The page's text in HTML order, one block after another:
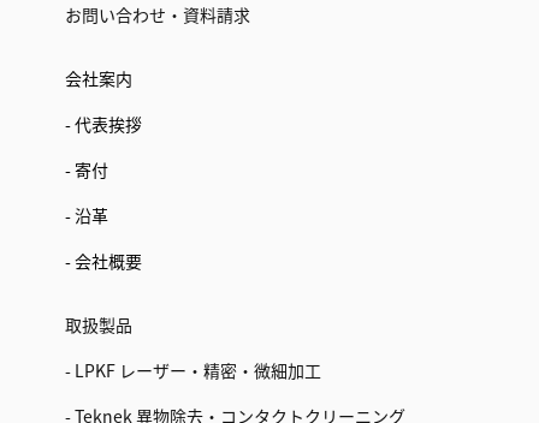
お問い合わせ・資料請求
会社案内
- 代表挨拶
- 寄付
- 沿革
- 会社概要
取扱製品
- LPKF レーザー・精密・微細加工
- Teknek 異物除去・コンタクトクリーニング